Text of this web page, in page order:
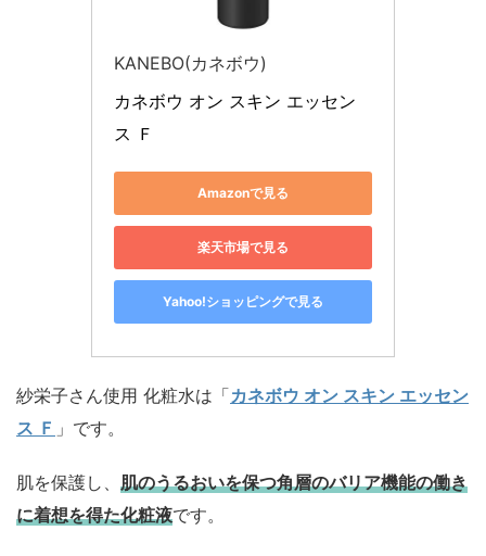
KANEBO(カネボウ)
カネボウ オン スキン エッセン
ス Ｆ
Amazonで見る
楽天市場で見る
Yahoo!ショッピングで見る
紗栄子さん使用 化粧水は「カネボウ オン スキン エッセン
ス Ｆ 」です。
肌を保護し、 肌のうるおいを保つ角層のバリア機能の働き
に着想を得た化粧液です。